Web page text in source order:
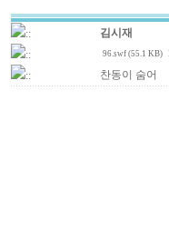
::
김시재
::
96.swf (55.1 KB)
:: 찬동이 숨어